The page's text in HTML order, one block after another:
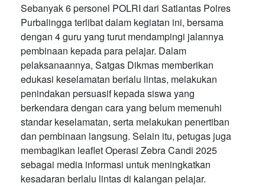
Sebanyak 6 personel POLRI dari Satlantas Polres
Purbalingga terlibat dalam kegiatan ini, bersama
dengan 4 guru yang turut mendampingi jalannya
pembinaan kepada para pelajar. Dalam
pelaksanaannya, Satgas Dikmas memberikan
edukasi keselamatan berlalu lintas, melakukan
penindakan persuasif kepada siswa yang
berkendara dengan cara yang belum memenuhi
standar keselamatan, serta melakukan penertiban
dan pembinaan langsung. Selain itu, petugas juga
membagikan leaflet Operasi Zebra Candi 2025
sebagai media informasi untuk meningkatkan
kesadaran berlalu lintas di kalangan pelajar.